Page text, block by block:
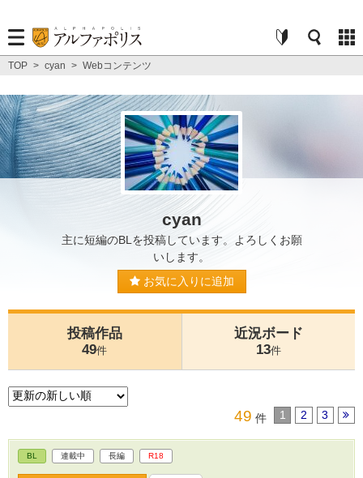
TOP > cyan > Webコンテンツ
cyan
主に短編のBLを投稿しています。よろしくお願
いします。
お気に入りに追加
投稿作品
49件
近況ボード
13件
49 件 1 2 3
BL 連載中 長編 R18